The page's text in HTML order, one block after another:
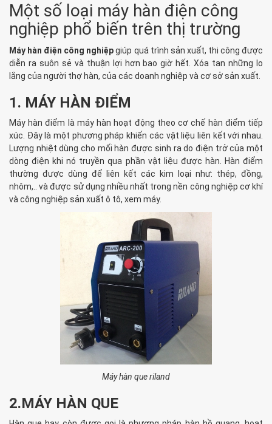
Một số loại máy hàn điện công
nghiệp phổ biến trên thị trường
Máy hàn điện công nghiệpgiúp quá trình sản xuất, thi công được
diễn ra suôn sẻ và thuận lợi hơn bao giờ hết. Xóa tan những lo
lắng của người thợ hàn, của các doanh nghiệp và cơ sở sản xuất.
1. MÁY HÀN ĐIỂM
Máy hàn điểm là máy hàn hoạt động theo cơ chế hàn điểm tiếp
xúc. Đây là một phương pháp khiến các vật liệu liên kết với nhau.
Lượng nhiệt dùng cho mối hàn được sinh ra do điện trở của một
dòng điện khi nó truyền qua phần vật liệu được hàn. Hàn điểm
thường được dùng để liên kết các kim loại như: thép, đồng,
nhôm,.. và được sử dụng nhiều nhất trong nền công nghiệp cơ khí
và công nghiệp sản xuất ô tô, xem máy.
Máy hàn que riland
2.MÁY HÀN QUE